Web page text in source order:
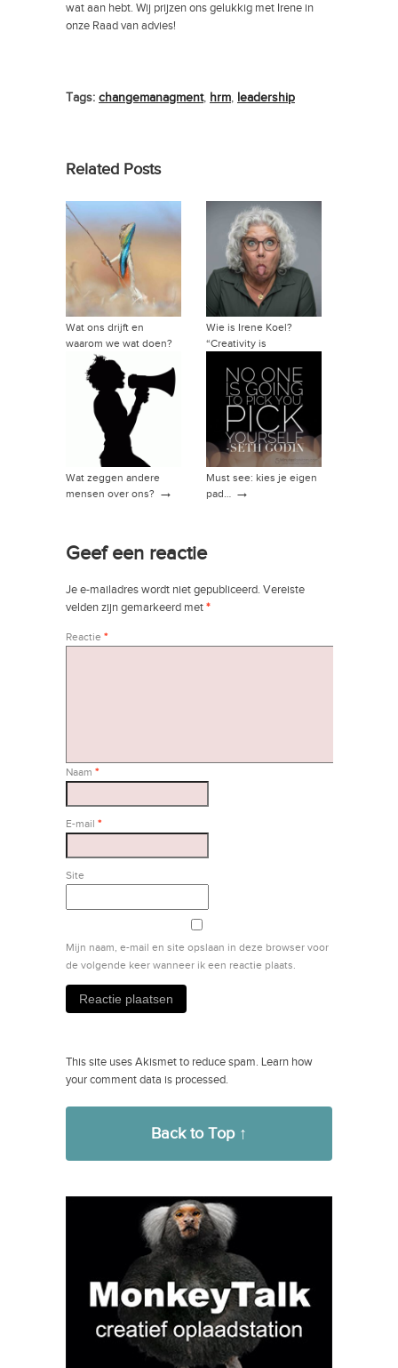
wat aan hebt. Wij prijzen ons gelukkig met Irene in
onze Raad van advies!
Tags: changemanagment, hrm, leadership
Related Posts
Wat ons drijft en
waarom we wat doen?
Wie is Irene Koel?
“Creativity is
Wat zeggen andere
mensen over ons? →
Must see: kies je eigen
pad… →
Geef een reactie
Je e-mailadres wordt niet gepubliceerd. Vereiste
velden zijn gemarkeerd met*
Reactie *
Naam *
E-mail *
Site
Mijn naam, e-mail en site opslaan in deze browser voor
de volgende keer wanneer ik een reactie plaats.
This site uses Akismet to reduce spam. Learn how
your comment data is processed.
Back to Top ↑